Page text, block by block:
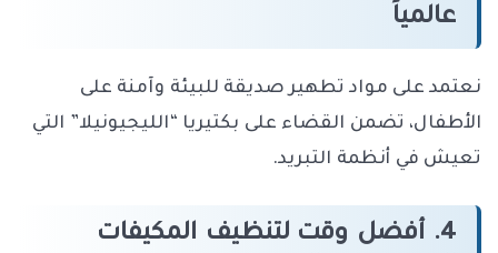
عالمياً
نعتمد على مواد تطهير صديقة للبيئة وآمنة على
الأطفال، تضمن القضاء على بكتيريا “الليجيونيلا” التي
تعيش في أنظمة التبريد.
4. أفضل وقت لتنظيف المكيفات